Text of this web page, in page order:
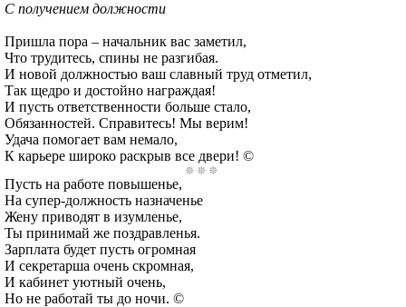
С получением должности
Пришла пора – начальник вас заметил,
Что трудитесь, спины не разгибая.
И новой должностью ваш славный труд отметил,
Так щедро и достойно награждая!
И пусть ответственности больше стало,
Обязанностей. Справитесь! Мы верим!
Удача помогает вам немало,
К карьере широко раскрыв все двери! ©
Пусть на работе повышенье,
На супер-должность назначенье
Жену приводят в изумленье,
Ты принимай же поздравленья.
Зарплата будет пусть огромная
И секретарша очень скромная,
И кабинет уютный очень,
Но не работай ты до ночи. ©